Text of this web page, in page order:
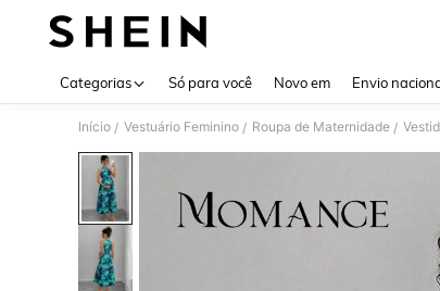
Categorias Só para você Novo em Envio
Início / Vestuário Feminino / Roupa de Maternidade /